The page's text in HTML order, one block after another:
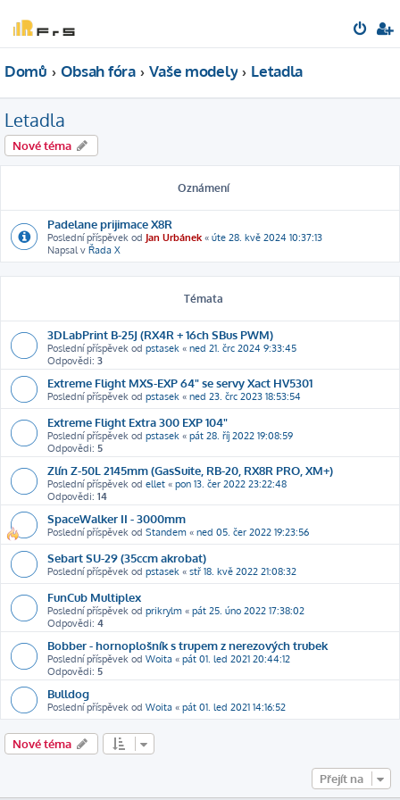
Domů Obsah fóra Vaše modely Letadla
Letadla
Nové téma
Oznámení
Padelane prijimace X8R
Poslední příspěvek od Jan Urbánek « úte 28. kvě 2024 10:37:13
Napsal v Řada X
Témata
3DLabPrint B-25J (RX4R + 16ch SBus PWM)
Poslední příspěvek od pstasek « ned 21. črc 2024 9:33:45
Odpovědi: 3
Extreme Flight MXS-EXP 64" se servy Xact HV5301
Poslední příspěvek od pstasek « ned 23. črc 2023 18:53:54
Extreme Flight Extra 300 EXP 104"
Poslední příspěvek od pstasek « pát 28. říj 2022 19:08:59
Odpovědi: 5
Zlín Z-50L 2145mm (GasSuite, RB-20, RX8R PRO, XM+)
Poslední příspěvek od ellet « pon 13. čer 2022 23:22:48
Odpovědi: 14
SpaceWalker II - 3000mm
Poslední příspěvek od Standem « ned 05. čer 2022 19:23:56
Sebart SU-29 (35ccm akrobat)
Poslední příspěvek od pstasek « stř 18. kvě 2022 21:08:32
FunCub Multiplex
Poslední příspěvek od prikrylm « pát 25. úno 2022 17:38:02
Odpovědi: 4
Bobber - hornoplošník s trupem z nerezových trubek
Poslední příspěvek od Woita « pát 01. led 2021 20:44:12
Odpovědi: 5
Bulldog
Poslední příspěvek od Woita « pát 01. led 2021 14:16:52
Nové téma
Přejít na